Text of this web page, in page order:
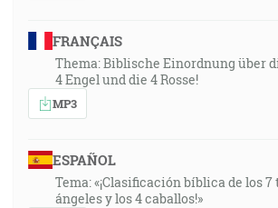
FRANÇAIS
Thema: Biblische Einordnung über
4 Engel und die 4 Rosse!
MP3
ESPAÑOL
Tema: «¡Clasificación bíblica de los 7
ángeles y los 4 caballos!»